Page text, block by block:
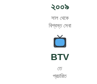
২০০৯
সাল থেকে
বিশ্বস্ত সেবা
BTV
তে
প্রচারিত